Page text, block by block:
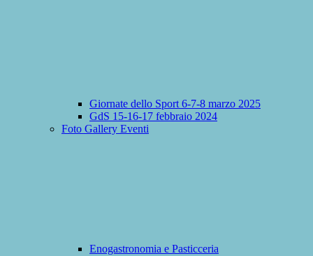
Giornate dello Sport 6-7-8 marzo 2025
GdS 15-16-17 febbraio 2024
Foto Gallery Eventi
Enogastronomia e Pasticceria